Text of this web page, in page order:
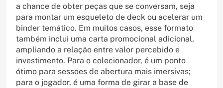
a chance de obter peças que se conversam, seja
para montar um esqueleto de deck ou acelerar um
binder temático. Em muitos casos, esse formato
também inclui uma carta promocional adicional,
ampliando a relação entre valor percebido e
investimento. Para o colecionador, é um ponto
ótimo para sessões de abertura mais imersivas;
para o jogador, é uma forma de girar a base de